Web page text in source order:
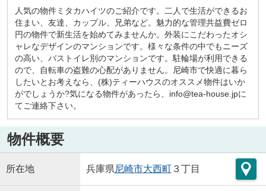
人気の物件ミタカハイツのご紹介です。二人で生活ができるお
住まい、友達、カップル、兄弟など。魅力的な管理共益費ゼロ
円の物件で新生活を始めてみませんか。外装にこだわったオシ
ャレなデザインのマンションです。様々な条件の中でもニーズ
の高い、バストイレ別のマンションです。駐輪場が利用できる
ので、自転車の盗難の心配がありません。尼崎市で快適に暮ら
したいとお考えなら、(株)ティーハウスのオススメ物件はいか
がでしょうか?気になる物件があったら、info@tea-house.jpに
てご連絡下さい。
物件概要
所在地 兵庫県尼崎市大西町３丁目